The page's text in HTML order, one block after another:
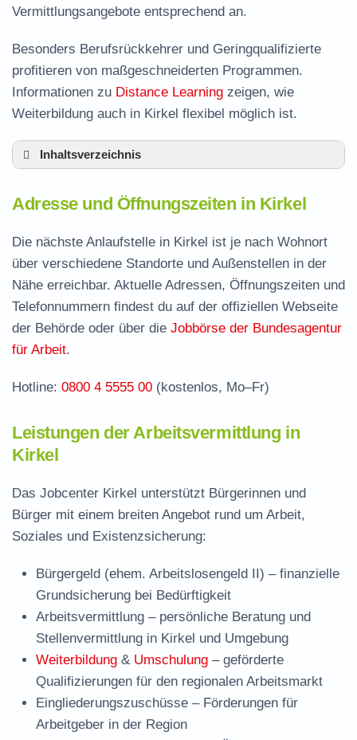
Vermittlungsangebote entsprechend an.
Besonders Berufsrückkehrer und Geringqualifizierte
profitieren von maßgeschneiderten Programmen.
Informationen zu Distance Learning zeigen, wie
Weiterbildung auch in Kirkel flexibel möglich ist.
Inhaltsverzeichnis
Leistungen der Arbeitsvermittlung in Kirkel
Termin vereinbaren und Bürgergeld beantragen
Jobcenter Saarpfalz-Kreis – zuständige Stelle
Stellenangebote und Jobbörse in Kirkel
Häufige Fragen rund ums Jobcenter
Adresse und Öffnungszeiten in Kirkel
Die nächste Anlaufstelle in Kirkel ist je nach Wohnort
über verschiedene Standorte und Außenstellen in der
Nähe erreichbar. Aktuelle Adressen, Öffnungszeiten und
Telefonnummern findest du auf der offiziellen Webseite
der Behörde oder über die Jobbörse der Bundesagentur
für Arbeit.
Hotline: 0800 4 5555 00 (kostenlos, Mo–Fr)
Leistungen der Arbeitsvermittlung in
Kirkel
Das Jobcenter Kirkel unterstützt Bürgerinnen und
Bürger mit einem breiten Angebot rund um Arbeit,
Soziales und Existenzsicherung:
Bürgergeld (ehem. Arbeitslosengeld II) – finanzielle
Grundsicherung bei Bedürftigkeit
Arbeitsvermittlung – persönliche Beratung und
Stellenvermittlung in Kirkel und Umgebung
Weiterbildung & Umschulung – geförderte
Qualifizierungen für den regionalen Arbeitsmarkt
Eingliederungszuschüsse – Förderungen für
Arbeitgeber in der Region